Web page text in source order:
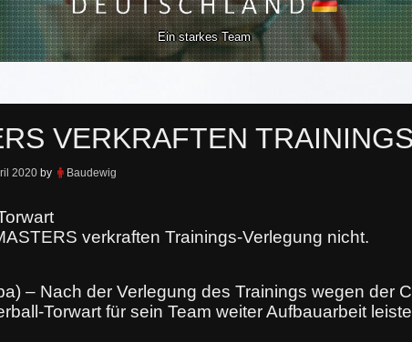
Ein starkes Team
VERKRAFTEN
2020by Baudewig
verkraften Trainings-Verlegung nicht.
– Nach der Verlegung des Trainings wegen der
Torwart für sein Team weiter Aufbauarbeit